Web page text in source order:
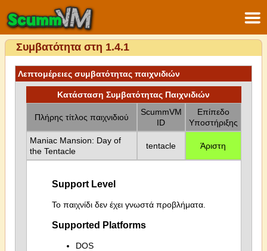
Συμβατότητα στη 1.4.1
Λεπτομέρειες συμβατότητας παιχνιδιών
Κατάσταση Συμβατότητας Παιχνιδιών
Πλήρης τίτλος παιχνιδιού
ScummVM
ID
Επίπεδο
Υποστήριξης
Maniac Mansion: Day of
the Tentacle
tentacle Άριστη
Support Level
Το παιχνίδι δεν έχει γνωστά προβλήματα.
Supported Platforms
DOS